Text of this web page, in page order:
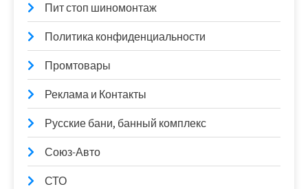
Пит стоп шиномонтаж
Политика конфиденциальности
Промтовары
Реклама и Контакты
Русские бани, банный комплекс
Союз-Авто
СТО